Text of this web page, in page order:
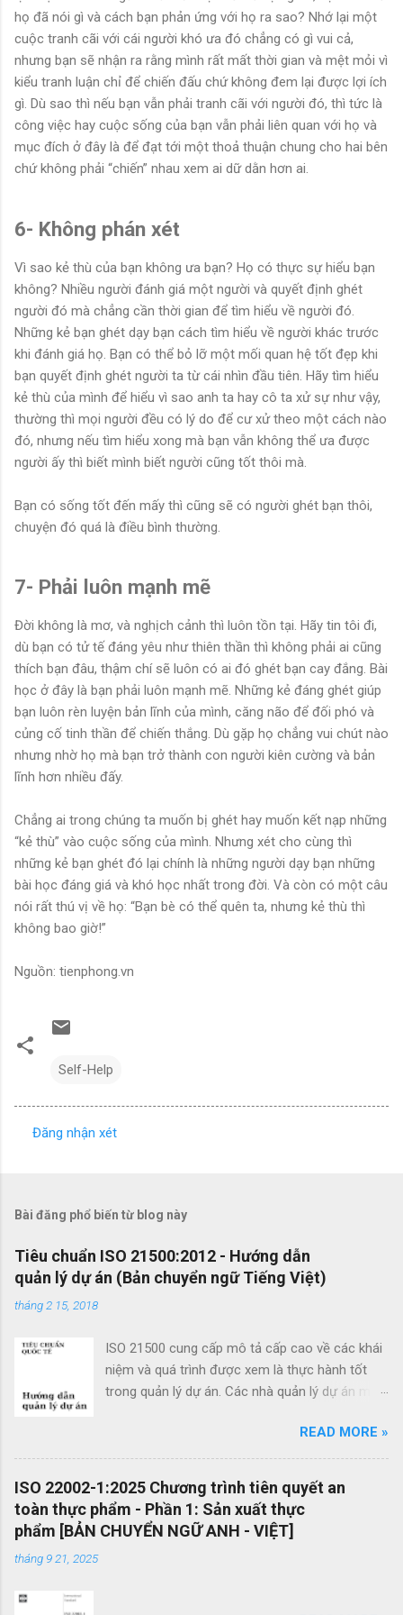
họ đã nói gì và cách bạn phản ứng với họ ra sao? Nhớ lại một
cuộc tranh cãi với cái người khó ưa đó chẳng có gì vui cả,
nhưng bạn sẽ nhận ra rằng mình rất mất thời gian và mệt mỏi vì
kiểu tranh luận chỉ để chiến đấu chứ không đem lại được lợi ích
gì. Dù sao thì nếu bạn vẫn phải tranh cãi với người đó, thì tức là
công việc hay cuộc sống của bạn vẫn phải liên quan với họ và
mục đích ở đây là để đạt tới một thoả thuận chung cho hai bên
chứ không phải “chiến” nhau xem ai dữ dằn hơn ai.
6- Không phán xét
Vì sao kẻ thù của bạn không ưa bạn? Họ có thực sự hiểu bạn
không? Nhiều người đánh giá một người và quyết định ghét
người đó mà chẳng cần thời gian để tìm hiểu về người đó.
Những kẻ bạn ghét dạy bạn cách tìm hiểu về người khác trước
khi đánh giá họ. Bạn có thể bỏ lỡ một mối quan hệ tốt đẹp khi
bạn quyết định ghét người ta từ cái nhìn đầu tiên. Hãy tìm hiểu
kẻ thù của mình để hiểu vì sao anh ta hay cô ta xử sự như vậy,
thường thì mọi người đều có lý do để cư xử theo một cách nào
đó, nhưng nếu tìm hiểu xong mà bạn vẫn không thể ưa được
người ấy thì biết mình biết người cũng tốt thôi mà.
Bạn có sống tốt đến mấy thì cũng sẽ có người ghét bạn thôi,
chuyện đó quá là điều bình thường.
7- Phải luôn mạnh mẽ
Đời không là mơ, và nghịch cảnh thì luôn tồn tại. Hãy tin tôi đi,
dù bạn có tử tế đáng yêu như thiên thần thì không phải ai cũng
thích bạn đâu, thậm chí sẽ luôn có ai đó ghét bạn cay đắng. Bài
học ở đây là bạn phải luôn mạnh mẽ. Những kẻ đáng ghét giúp
bạn luôn rèn luyện bản lĩnh của mình, căng não để đối phó và
củng cố tinh thần để chiến thắng. Dù gặp họ chẳng vui chút nào
nhưng nhờ họ mà bạn trở thành con người kiên cường và bản
lĩnh hơn nhiều đấy.
Chẳng ai trong chúng ta muốn bị ghét hay muốn kết nạp những
“kẻ thù” vào cuộc sống của mình. Nhưng xét cho cùng thì
những kẻ bạn ghét đó lại chính là những người dạy bạn những
bài học đáng giá và khó học nhất trong đời. Và còn có một câu
nói rất thú vị về họ: “Bạn bè có thể quên ta, nhưng kẻ thù thì
không bao giờ!”
Nguồn: tienphong.vn
Self-Help
x
é
t
Đăng nhận xét
Bài đăng phổ biến từ blog này
Tiêu chuẩn ISO 21500:2012 - Hướng dẫn
quản lý dự án (Bản chuyển ngữ Tiếng Việt)
tháng 2 15, 2018
ISO 21500 cung cấp mô tả cấp cao về các khái
niệm và quá trình được xem là thực hành tốt
trong quản lý dự án. Các nhà quản lý dự án mới
nghiệm có thể sử dụng hướng dẫn quản lý dự
án theo tiêu chuẩn này để cải thiện thành công
của dự án và đạt được kết quả kinh doanh. Các
lợi ích của ISO 21500 bao gồm: Khuyến khích
chuyển giao kiến ​​thức giữa các dự án và giữa
các tổ chức nhằm nâng cao chất lượng dự án
READ MORE »
ISO 22002-1:2025 Chương trình tiên quyết an
toàn thực phẩm - Phần 1: Sản xuất thực
phẩm [BẢN CHUYỂN NGỮ ANH - VIỆT]
tháng 9 21, 2025